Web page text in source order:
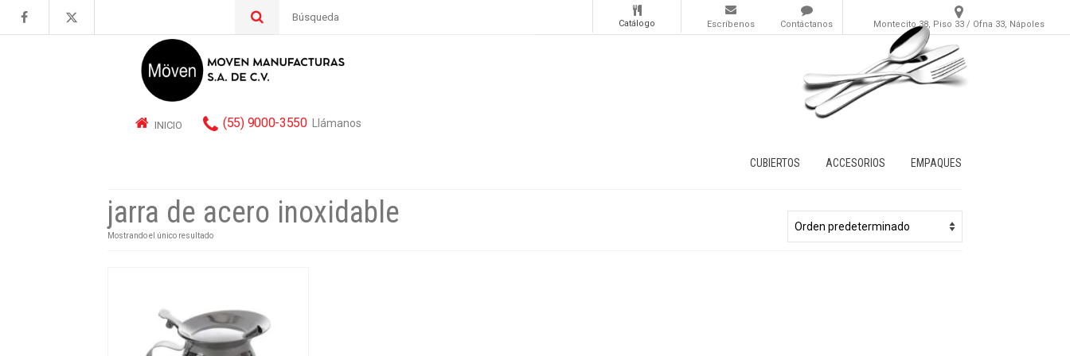
por:
Montecito 38, Piso 33 / Ofna 33, Nápoles
Contáctanos
Escríbenos
Catálogo
INICIO (55) 9000-3550 Llámanos
CUBIERTOS ACCESORIOS EMPAQUES
jarra de acero inoxidable
Mostrando el único resultado